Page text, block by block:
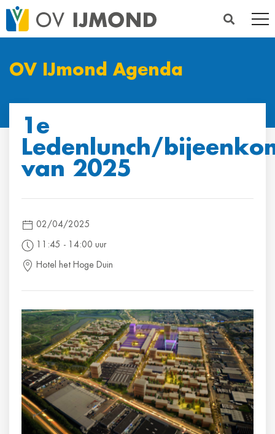
OV IJmond Agenda
1e
Ledenlunch/
van 2025
02/04/2025
11:45 ‐ 14:00 uur
Hotel het Hoge Duin